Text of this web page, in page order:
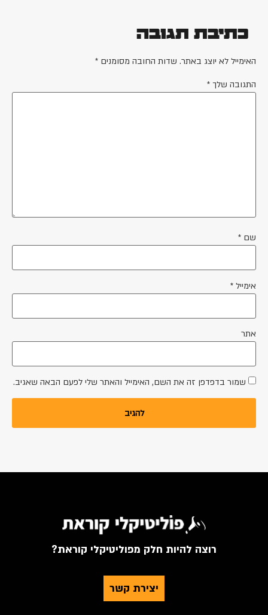
כתיבת תגובה
האימייל לא יוצג באתר. שדות החובה מסומנים *
התגובה שלך *
שם *
אימייל *
אתר
שמור בדפדפן זה את השם, האימייל והאתר שלי לפעם הבאה שאגיב.
רוצה להיות חלק מפוליטיקלי קוראת?
יצירת קשר